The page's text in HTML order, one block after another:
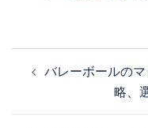
navigation
バレーボールの
略、